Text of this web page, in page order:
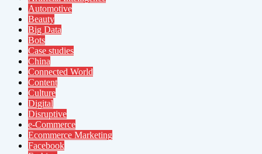
Automotive
Beauty
Big Data
Bots
Case studies
China
Connected World
Content
Culture
Digital
Disruptive
e-Commerce
Ecommerce Marketing
Facebook